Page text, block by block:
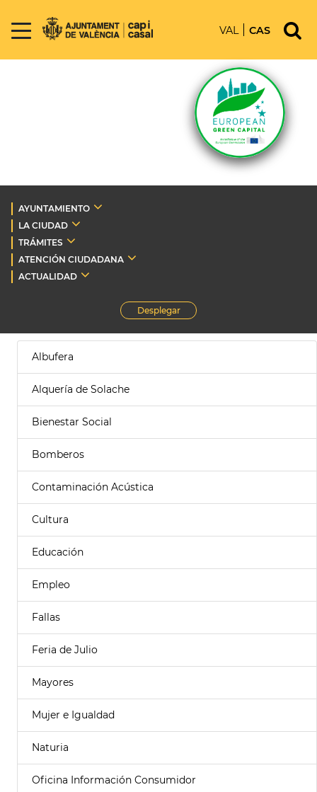
VAL CAS
AYUNTAMIENTO
LA CIUDAD
TRÁMITES
ATENCIÓN CIUDADANA
ACTUALIDAD
Desplegar
Albufera
Alquería de Solache
Bienestar Social
Bomberos
Contaminación Acústica
Cultura
Educación
Empleo
Fallas
Feria de Julio
Mayores
Mujer e Igualdad
Naturia
Oficina Información Consumidor